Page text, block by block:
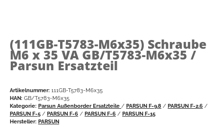
(111GB-T5783-M6x35) Schraube
M6 x 35 VA GB/T5783-M6x35 /
Parsun Ersatzteil
Artikelnummer: 111GB-T5783-M6x35
HAN: GB/T5783-M6x35
Kategorie: Parsun Außenborder Ersatzteile / PARSUN F-9.8 / PARSUN F-2.6 /
PARSUN F-5 / PARSUN F-6 / PARSUN F-6 / PARSUN F-15
Hersteller: PARSUN